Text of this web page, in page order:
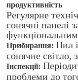
продуктивність
Регулярне
сонячні панелі
Прибирання: Пил
сонячне світло,
Інспекції:
проблеми до